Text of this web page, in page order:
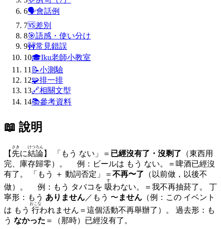
6🗣會話例
7🆚差別
8🎯語感・使い分け
9🚧常見錯誤
10🎓Iku老師小教室
11 📝小測驗
12🧩排一排
13🔗相關文型
14📚參考資料
📖 說明
【 先
さき
に結論
けつろん
】 「もう ない」＝ 已經沒有了・沒剩了 （東西用
完、庫存歸零）。 例：ビールは もう ない。＝啤酒已經沒
有了。 「もう ＋ 動詞否定」＝ 不再〜了 （以前做，以後不
做）。 例：もう タバコを 吸
す
わない。＝我不再抽菸了。 丁
寧形：もう ありません／もう 〜 ません （例：この イベント
は もう 行
おこな
われません＝這個活動不再舉辦了）。 過去形：も
う なかった ＝（那時）已經沒有了。